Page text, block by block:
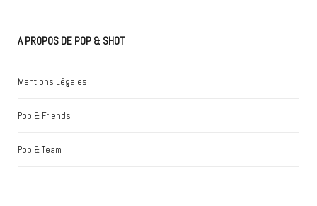
A PROPOS DE POP & SHOT
Mentions Légales
Pop & Friends
Pop & Team